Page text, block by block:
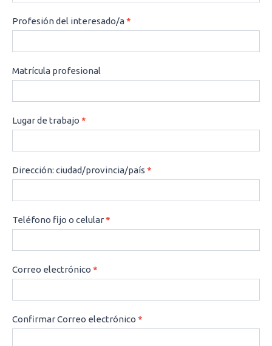
Profesión del interesado/a*
Matrícula profesional
Lugar de trabajo *
Dirección: ciudad/provincia/país *
Teléfono fijo o celular*
Correo electrónico *
Confirmar Correo electrónico *